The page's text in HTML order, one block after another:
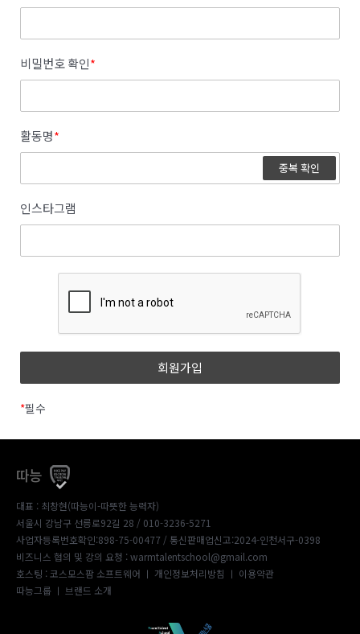
비밀번호 확인*
활동명*
중복 확인
인스타그램
*필수
따능
대표 : 최창현(따능이-따뜻한 능력자)
서울시 강남구 선릉로92길 28 / 010-3236-5271
사업자등록번호확인:898-75-00477 / 통신판매업신고:2024-인천서구-0398
비즈니스 협의 및 강의 요청 : warmtalentschool@gmail.com
호스팅 : 코스모스팜 소프트웨어 ㅣ 개인정보처리방침 ㅣ 이용약관
따능그룹 ㅣ 브랜드 소개